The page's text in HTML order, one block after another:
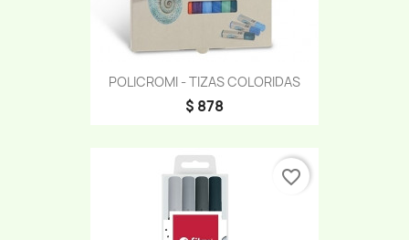
POLICROMI - TIZAS COLORIDAS
$ 878
favorite_border